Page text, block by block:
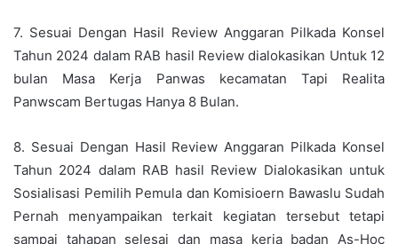
7. Sesuai Dengan Hasil Review Anggaran Pilkada Konsel
Tahun 2024 dalam RAB hasil Review dialokasikan Untuk 12
bulan Masa Kerja Panwas kecamatan Tapi Realita
Panwscam Bertugas Hanya 8 Bulan.
8. Sesuai Dengan Hasil Review Anggaran Pilkada Konsel
Tahun 2024 dalam RAB hasil Review Dialokasikan untuk
Sosialisasi Pemilih Pemula dan Komisioern Bawaslu Sudah
Pernah menyampaikan terkait kegiatan tersebut tetapi
sampai tahapan selesai dan masa kerja badan As-Hoc